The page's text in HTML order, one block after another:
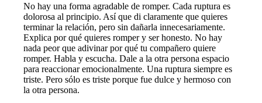
No hay una forma agradable de romper. Cada ruptura es
dolorosa al principio. Así que di claramente que quieres
terminar la relación, pero sin dañarla innecesariamente.
Explica por qué quieres romper y ser honesto. No hay
nada peor que adivinar por qué tu compañero quiere
romper. Habla y escucha. Dale a la otra persona espacio
para reaccionar emocionalmente. Una ruptura siempre es
triste. Pero sólo es triste porque fue dulce y hermoso con
la otra persona.